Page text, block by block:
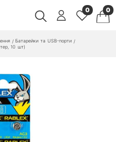
0 0
/ Батарейки та USB-порти /
10 шт)